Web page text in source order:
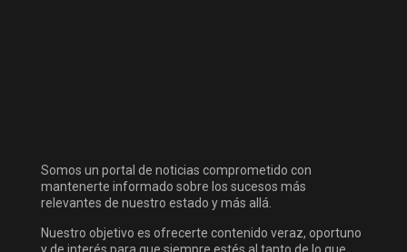
Somos un portal de noticias comprometido con
mantenerte informado sobre los sucesos más
relevantes de nuestro estado y más allá.
Nuestro objetivo es ofrecerte contenido veraz, oportuno
y de interés para que siempre estés al tanto de lo que